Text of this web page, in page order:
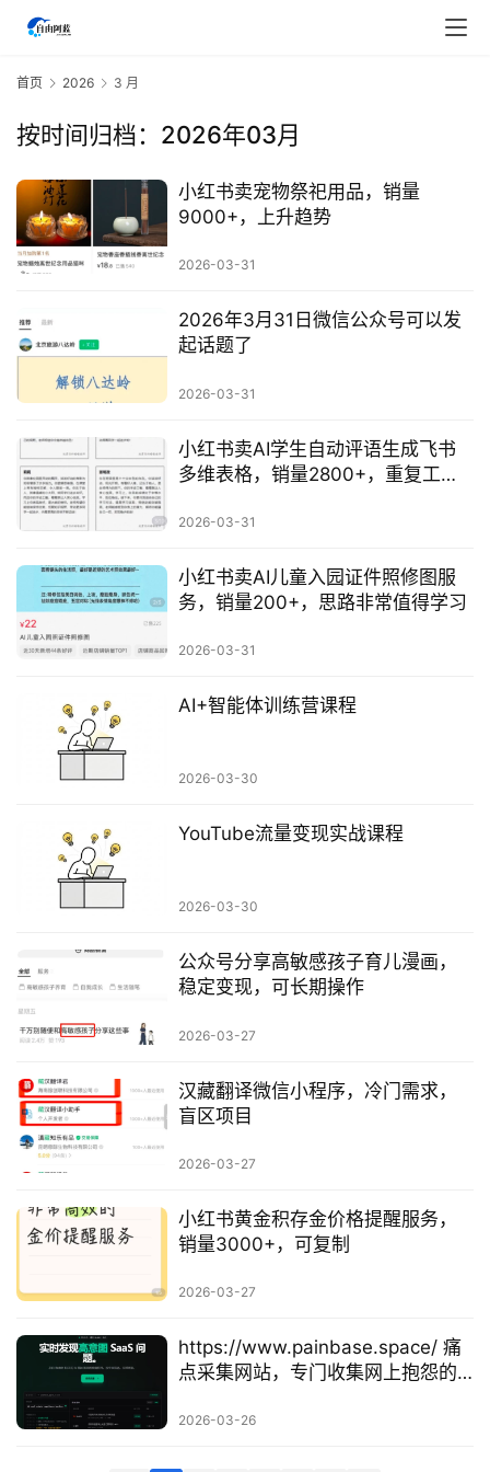
页
行
开
百
科
业
资
源
会
员
区
登录
首页 2026 3 月
按时间归档：2026年03月
小红书卖宠物祭祀用品，销量
9000+，上升趋势
2026-03-31
2026年3月31日微信公众号可以发
起话题了
2026-03-31
小红书卖AI学生自动评语生成飞书
多维表格，销量2800+，重复工作
2026-03-31
小红书卖AI儿童入园证件照修图服
务，销量200+，思路非常值得学习
2026-03-31
AI+智能体训练营课程
2026-03-30
YouTube流量变现实战课程
2026-03-30
公众号分享高敏感孩子育儿漫画，
稳定变现，可长期操作
2026-03-27
汉藏翻译微信小程序，冷门需求，
盲区项目
2026-03-27
小红书黄金积存金价格提醒服务，
销量3000+，可复制
2026-03-27
https://www.painbase.space/ 痛
点采集网站，专门收集网上抱怨的
2026-03-26